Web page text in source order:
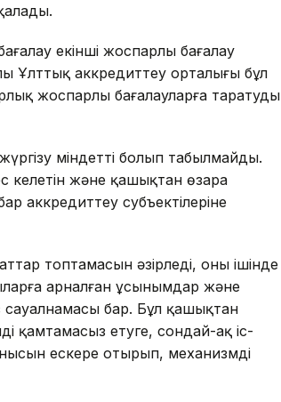
екінші жоспарлы бағалау
Ұлттық аккредиттеу орталығы бұл
жоспарлы бағалауларға таратуды
міндетті болып табылмайды.
келетін және қашықтан өзара
аккредиттеу субъектілеріне
топтамасын әзірледі, оның ішінде
арналған ұсынымдар және
сауалнамасы бар. Бұл қашықтан
қамтамасыз етуге, сондай-ақ іс-
ескере отырып, механизмді